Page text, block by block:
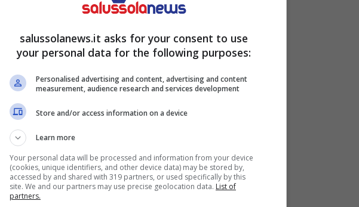
Lo senti nelle voci. Il sabato mattina ha
che profuma, acqua che batte sulle prue.
il termine “ghetto” nasce qui, da un’antica
del Ghetto Nuovo e del Ghetto Vecchio.
storia. Le sinagoghe sono visitabili con guida;
Evito foto invadenti. Parlo a bassa
L’ombra dei ponti regala tregua. Mi fermo per
Scelgo osterie che espongono
al banco, saluto, riparto. È una regola che
salussolanews.it asks for your consent to use
your personal data for the following purposes:
Personalised advertising and content, advertising and content
measurement, audience research and services development
Store and/or access information on a device
Learn more
Your personal data will be processed and information from your device
(cookies, unique identifiers, and other device data) may be stored by,
accessed by and shared with 319 partners, or used specifically by this
site. We and our partners may use precise geolocation data. List of
partners.